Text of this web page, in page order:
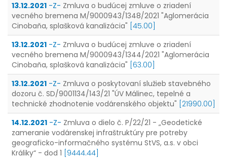
13.12.2021 -Z- Zmluva o budúcej zmluve o zriadení
vecného bremena M/9000943/1348/2021 "Aglomerácia
Cinobaňa, splašková kanalizácia" [45.00]
13.12.2021 -Z- Zmluva o budúcej zmluve o zriadení
vecného bremena M/9000943/1344/2021 "Aglomerácia
Cinobaňa, splašková kanalizácia" [63.00]
13.12.2021 -Z- Zmluva o poskytovaní služieb stavebného
dozoru č. SD/9001134/143/21 "ÚV Málinec, tepelné a
technické zhodnotenie vodárenského objektu" [21990.00]
14.12.2021 -Z- Zmluva o dielo č. P/22/21 - „Geodetické
zameranie vodárenskej infraštruktúry pre potreby
geograficko-informačného systému StVS, a.s. v obci
Králiky“ - dod 1 [9444.44]